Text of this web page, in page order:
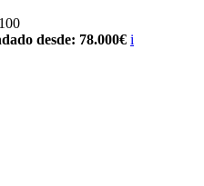
desde: 78.000€ i